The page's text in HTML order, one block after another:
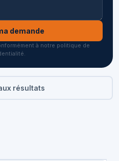
demande
à notre politique de
résultats